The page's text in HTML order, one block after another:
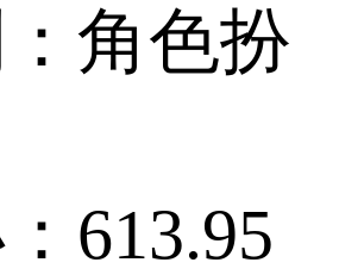
角色扮
613.95